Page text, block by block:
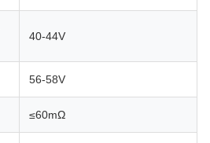
40-44V
56-58V
≤60mΩ